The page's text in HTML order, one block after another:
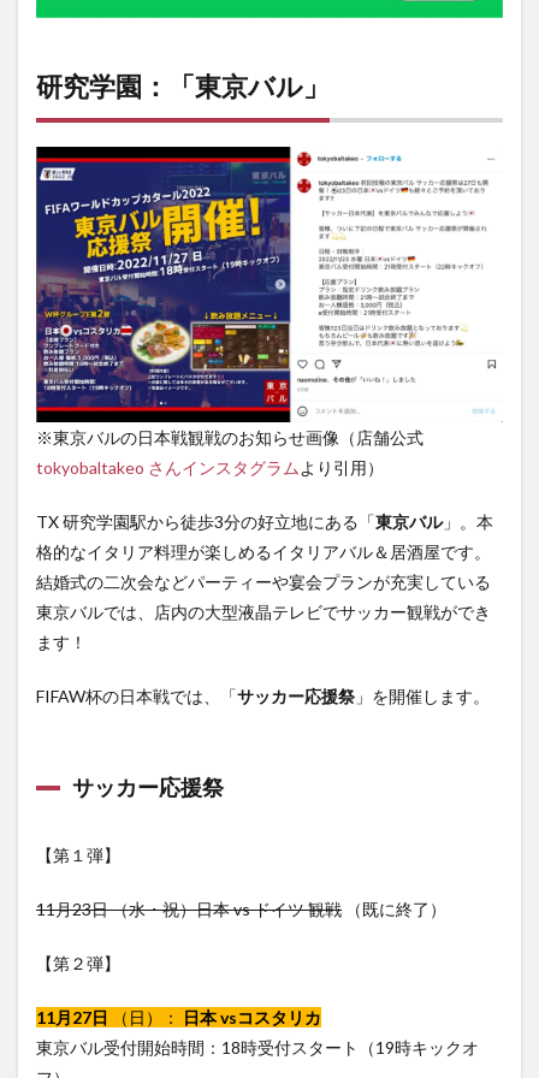
研究学園：「東京バル」
※東京バルの日本戦観戦のお知らせ画像（店舗公式
tokyobaltakeo さんインスタグラム より引用）
TX 研究学園駅から徒歩3分の好立地にある「東京バル」。本
格的なイタリア料理が楽しめるイタリアバル＆居酒屋です。
結婚式の二次会などパーティーや宴会プランが充実している
東京バルでは、店内の大型液晶テレビでサッカー観戦ができ
ます！
FIFAW杯の日本戦では、「サッカー応援祭 」を開催します。
サッカー応援祭
【第１弾】
11月23日 （水・祝）日本 vs ドイツ 観戦 （既に終了）
【第２弾】
11月27日 （日）：
日本 vsコスタリカ
東京バル受付開始時間：18時受付スタート（19時キックオ